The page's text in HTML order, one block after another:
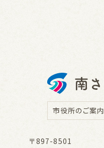
市役所のご案内
〒897-8501